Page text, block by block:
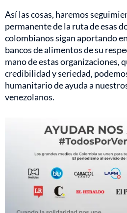
Así las cosas, haremos
permanente de la ruta de esas
colombianos sigan aportando
bancos de alimentos de su
mano de estas organizaciones,
credibilidad y seriedad,
humanitario de ayuda a
venezolanos.